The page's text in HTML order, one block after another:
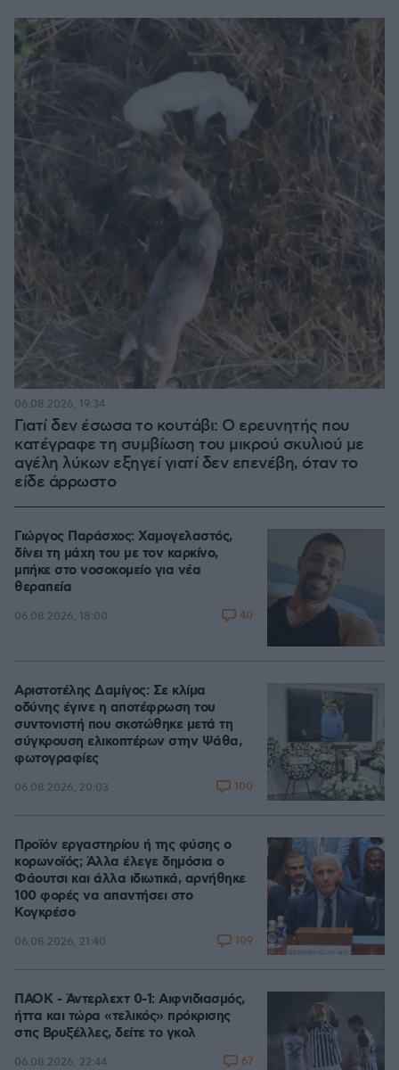
Γιατί δεν έσωσα το κουτάβι: Ο ερευνητής που
κατέγραφε τη συμβίωση του μικρού σκυλιού με
αγέλη λύκων εξηγεί γιατί δεν επενέβη, όταν το
είδε άρρωστο
06.08.2026, 19:34
Γιώργος Παράσχος: Χαμογελαστός,
δίνει τη μάχη του με τον καρκίνο,
μπήκε στο νοσοκομείο για νέα
θεραπεία
06.08.2026, 18:00 40
Αριστοτέλης Δαμίγος: Σε κλίμα
οδύνης έγινε η αποτέφρωση του
συντονιστή που σκοτώθηκε μετά τη
σύγκρουση ελικοπτέρων στην Ψάθα,
φωτογραφίες
06.08.2026, 20:03 100
Προϊόν εργαστηρίου ή της φύσης ο
κορωνοϊός; Άλλα έλεγε δημόσια ο
Φάουτσι και άλλα ιδιωτικά, αρνήθηκε
100 φορές να απαντήσει στο
Κογκρέσο
06.08.2026, 21:40 109
ΠΑΟΚ - Άντερλεχτ 0-1: Αιφνιδιασμός,
ήττα και τώρα «τελικός» πρόκρισης
στις Βρυξέλλες, δείτε το γκολ
06.08.2026, 22:44 67